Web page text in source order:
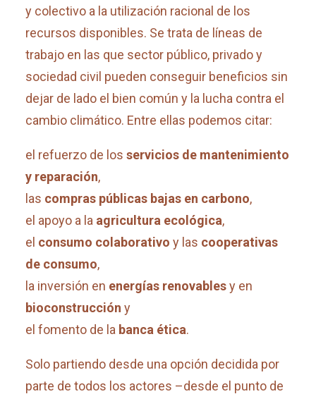
y colectivo a la utilización racional de los
recursos disponibles. Se trata de líneas de
trabajo en las que sector público, privado y
sociedad civil pueden conseguir beneficios sin
dejar de lado el bien común y la lucha contra el
cambio climático. Entre ellas podemos citar:
el refuerzo de los servicios de mantenimiento
y reparación,
las compras públicas bajas en carbono,
el apoyo a la agricultura ecológica,
el consumo colaborativo y las cooperativas
de consumo,
la inversión en energías renovablesy en
bioconstrucción y
el fomento de la banca ética.
Solo partiendo desde una opción decidida por
parte de todos los actores –desde el punto de